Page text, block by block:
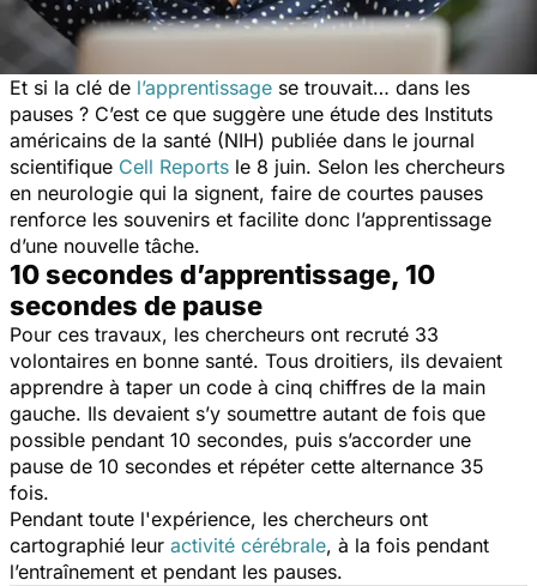
Et si la clé de l’apprentissage se trouvait… dans les
pauses ? C’est ce que suggère une étude des Instituts
américains de la santé (NIH) publiée dans le journal
scientifique Cell Reports le 8 juin. Selon les chercheurs
en neurologie qui la signent, faire de courtes pauses
renforce les souvenirs et facilite donc l’apprentissage
d’une nouvelle tâche.
10 secondes d’apprentissage, 10
secondes de pause
Pour ces travaux, les chercheurs ont recruté 33
volontaires en bonne santé. Tous droitiers, ils devaient
apprendre à taper un code à cinq chiffres de la main
gauche. Ils devaient s’y soumettre autant de fois que
possible pendant 10 secondes, puis s’accorder une
pause de 10 secondes et répéter cette alternance 35
fois.
Pendant toute l'expérience, les chercheurs ont
cartographié leur activité cérébrale, à la fois pendant
l’entraînement et pendant les pauses.